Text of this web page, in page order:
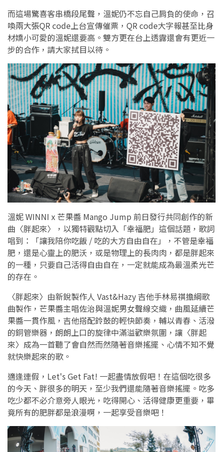
而這場驚喜客串橋段尾聲，溫妮仍不忘自己肩負的使命，召
喚兩大張QR code上台宣傳催票，QR code大字報甚至比身
材嬌小可愛的溫妮還要高。雙方更在台上透露還會有更近一
步的合作，請大家拭目以待。
溫妮 WINNI x 芒果醬 Mango Jump 前日發行共同創作的新
曲〈胖起來〉，以獨特觀點切入「幸福肥」這個話題，歌詞
唱到：「讓我陪你吃飯 / 吃的⼤⽅⾃由⾃在」，不管是幸福
肥，還是心靈上的肥沃，或是物理上的長肉肉，都是胖起來
的一種，只要自己活得自由自在，一定就能成為最溫柔光芒
的存在。
〈胖起來〉由新銳製作人 Vast&Hazy 吉他手林易祺擔綱歌
曲製作，芒果醬主唱佐治與溫妮男女聲線交織，曲風延續芒
果醬一貫作風，吉他搭配鈴鼓的輕快節奏，輔以青春、活潑
的銅管樂器，朗朗上口的旋律中滿溢歡樂氛圍，讓〈胖起
來〉成為一首聽了會自然而然隨著音樂搖擺、心情不知不覺
就快樂起來的歌。
適逢連假，Let's Get Fat! 一起盡情放假吧！在這個吃很多
的今天、胖很多的明天，至少我們還能隨著音樂搖擺。吃多
吃少都不必介意旁人眼光，吃得開心、活得健康更重要，畢
竟所有的肥胖都是浪漫啊，一起享受音樂吧！